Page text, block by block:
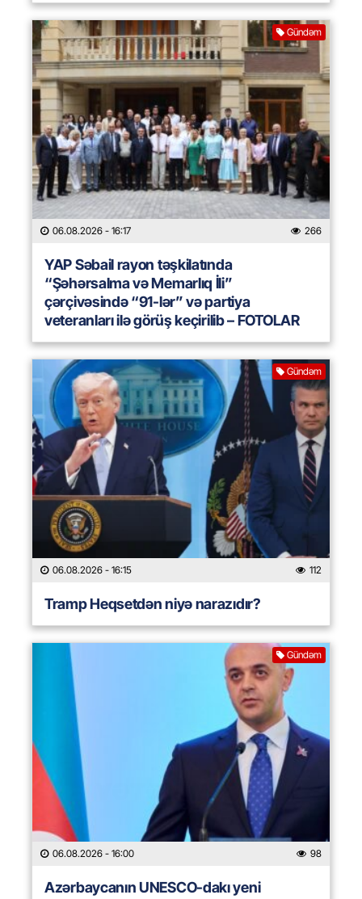
Gündəm
06.08.2026 - 16:17 266
YAP Səbail rayon təşkilatında
“Şəhərsalma və Memarlıq İli”
çərçivəsində “91-lər” və partiya
veteranları ilə görüş keçirilib – FOTOLAR
Gündəm
06.08.2026 - 16:15 112
Tramp Heqsetdən niyə narazıdır?
Gündəm
06.08.2026 - 16:00 98
Azərbaycanın UNESCO-dakı yeni